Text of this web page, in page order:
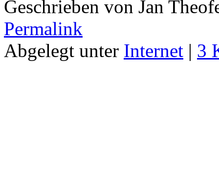
Geschrieben von Jan
Permalink
Abgelegt unter Internet | 3